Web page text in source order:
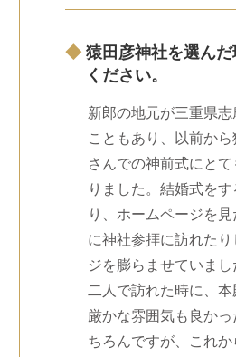
◆ 猿田彦神社を選ん
ください。
新郎の地元が三重県志
こともあり、以前か
さんでの神前式にと
りました。結婚式をす
り、ホームページを
に神社参拝に訪れた
ジを膨らませていまし
二人で訪れた時に、
厳かな雰囲気も良かっ
ちろんですが、これ